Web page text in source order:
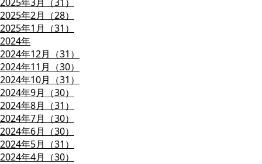
2025年2月（28）
2025年1月（31）
2024年
2024年12月（31）
2024年11月（30）
2024年10月（31）
2024年9月（30）
2024年8月（31）
2024年7月（30）
2024年6月（30）
2024年5月（31）
2024年4月（30）